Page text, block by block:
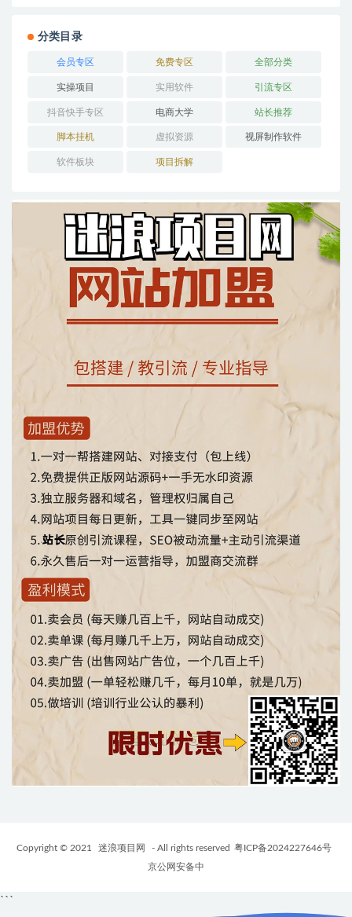
分类目录
会员专区 免费专区 全部分类
实操项目 实用软件 引流专区
抖音快手专区 电商大学 站长推荐
脚本挂机 虚拟资源 视屏制作软件
软件板块 项目拆解
Copyright © 2021 迷浪项目网 - All rights reserved 粤ICP备2024227646号
京公网安备中
```